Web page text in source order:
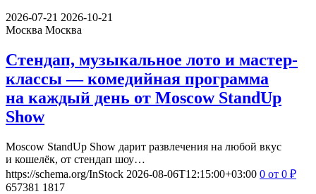
2026-07-21 2026-10-21
Москва Москва
Стендап, музыкальное лото и мастер-
классы — комедийная программа
на каждый день от Moscow StandUp
Show
Moscow StandUp Show дарит развлечения на любой вкус
и кошелёк, от стендап шоу…
https://schema.org/InStock 2026-08-06T12:15:00+03:00 0 от 0 ₽
657381 1817